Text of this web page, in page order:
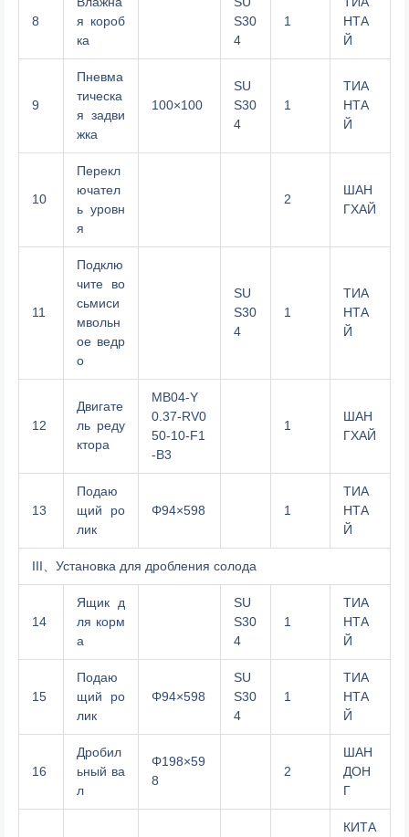
8
я короб
ка
S30
4
1
НТА
Й
9
Пневма
тическа
я задви
жка
100×100
SU
S30
4
1
ТИА
НТА
Й
10
Перекл
ючател
ь уровн
я
2
ШАН
ГХАЙ
11
Подклю
чите во
сьмиси
мвольн
ое ведр
о
SU
S30
4
1
ТИА
НТА
Й
12
Двигате
ль реду
ктора
MB04-Y
0.37-RV0
50-10-F1
-B3
1
ШАН
ГХАЙ
13
Подаю
щий ро
лик
Φ94×598 1
ТИА
НТА
Й
III、Установка для дробления солода
14
Ящик д
ля корм
а
SU
S30
4
1
ТИА
НТА
Й
15
Подаю
щий ро
лик
Φ94×598
SU
S30
4
1
ТИА
НТА
Й
16
Дробил
ьный ва
л
Φ198×59
8
2
ШАН
ДОН
Г
КИТА